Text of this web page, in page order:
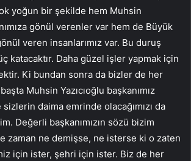
yoğun bir şekilde hem Muhsin
gönül verenler var hem de Büyük
veren insanlarımız var. Bu duruş
katacaktır. Daha güzel işler yapmak için
Ki bundan sonra da bizler de her
Muhsin Yazıcıoğlu başkanımız
daima emrinde olacağımızı da
Değerli başkanımızın sözü bizim
zaman ne demişse, ne isterse ki o zaten
için ister, şehri için ister. Biz de her